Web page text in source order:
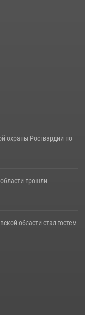
милиции
охраны Росгвардии по
прошли
области стал гостем